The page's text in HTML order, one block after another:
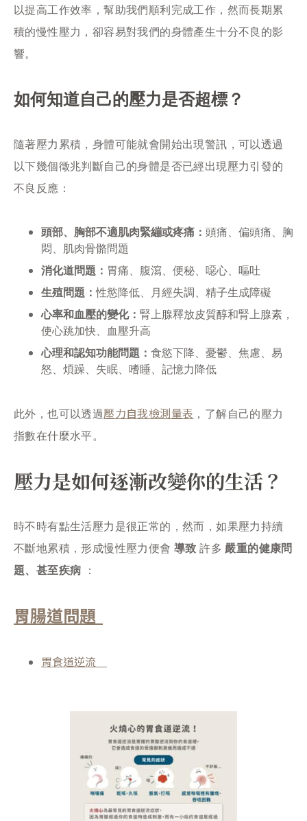
以提高工作效率，幫助我們順利完成工作，然而長期累
積的慢性壓力，卻容易對我們的身體產生十分不良的影
響。
如何知道自己的壓力是否超標？
隨著壓力累積，身體可能就會開始出現警訊，可以透過
以下幾個徵兆判斷自己的身體是否已經出現壓力引發的
不良反應：
頭部、胸部不適肌肉緊繃或疼痛： 頭痛、偏頭痛、胸
悶、肌肉骨骼問題
消化道問題： 胃痛、腹瀉、便秘、噁心、嘔吐
生殖問題：性慾降低、月經失調、精子生成障礙
心率和血壓的變化： 腎上腺釋放皮質醇和腎上腺素，
使心跳加快、血壓升高
心理和認知功能問題： 食慾下降、憂鬱、焦慮、易
怒、煩躁、失眠、嗜睡、記憶力降低
此外，也可以透過壓力自我檢測量表 ，了解自己的壓力
指數在什麼水平。
壓力是如何逐漸改變你的生活？
時不時有點生活壓力是很正常的，然而，如果壓力持續
不斷地累積，形成慢性壓力便會 導致 許多 嚴重的健康問
題、甚至疾病 ：
胃腸道問題
胃食道逆流